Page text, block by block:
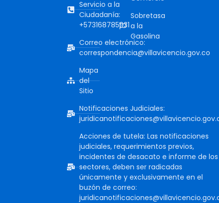
Servicio a la
Ciudadanía:
+573168785931
Correo electrónico:
correspondencia@villavicencio.gov.co
Mapa
del
Sitio
Notificaciones Judiciales:
Acciones de tutela: Las notificaciones
judiciales, requerimientos previos,
incidentes de desacato e informe de los
sectores, deben ser radicadas
únicamente y exclusivamente en el
buzón de correo:
Sobretasa
a la
Gasolina